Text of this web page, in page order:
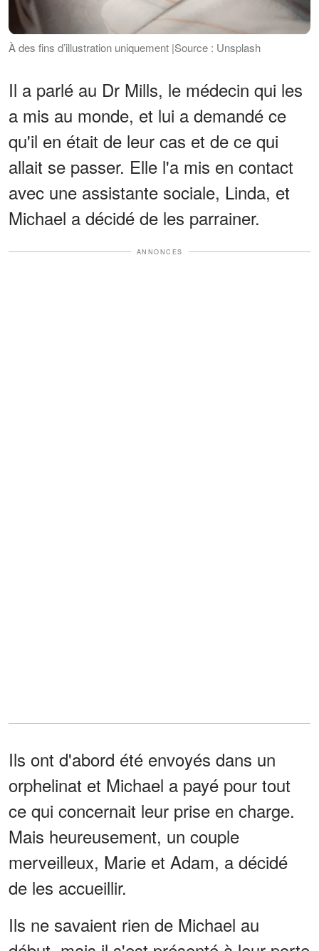
À des fins d’illustration uniquement |Source : Unsplash
Il a parlé au Dr Mills, le médecin qui les
a mis au monde, et lui a demandé ce
qu'il en était de leur cas et de ce qui
allait se passer. Elle l'a mis en contact
avec une assistante sociale, Linda, et
Michael a décidé de les parrainer.
ANNONCES
Ils ont d'abord été envoyés dans un
orphelinat et Michael a payé pour tout
ce qui concernait leur prise en charge.
Mais heureusement, un couple
merveilleux, Marie et Adam, a décidé
de les accueillir.
Ils ne savaient rien de Michael au